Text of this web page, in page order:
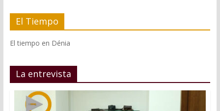
El Tiempo
El tiempo en Dénia
La entrevista